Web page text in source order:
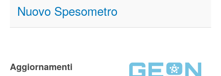
Nuovo Spesometro
Aggiornamenti